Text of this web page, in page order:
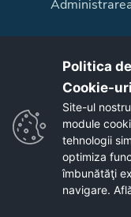
Operațional
cod
Pentru informații detaliate
Europeană, vă
Conținutul acestui site
a Uniunii
corectitudinii și coerenței
Politica
Cookie-uri‎
Site-ul
module
tehnologii
optimiza
îmbunătăţi
navigare.